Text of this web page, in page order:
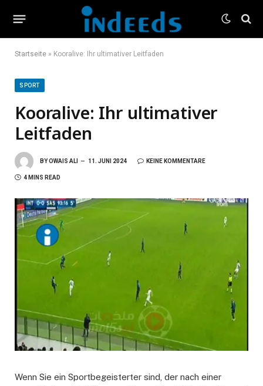
Startseite » Kooralive: Ihr ultimativer Leitfaden
SPORT
Kooralive: Ihr ultimativer
Leitfaden
BYOWAIS ALI 11. JUNI 2024 KEINE KOMMENTARE
4 MINS READ
Wenn Sie ein Sportbegeisterter sind, der nach einer